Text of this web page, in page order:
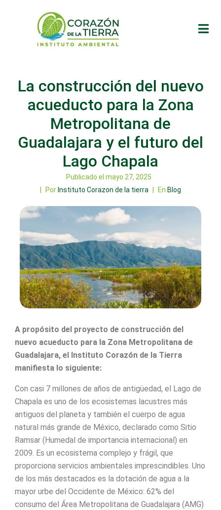
La construcción del nuevo
acueducto para la Zona
Metropolitana de
Guadalajara y el futuro del
Lago Chapala
Publicado el mayo 27, 2025
Por Instituto Corazon de la tierra En Blog
A propósito del proyecto de construcción del
nuevo acueducto para la Zona Metropolitana de
Guadalajara, el Instituto Corazón de la Tierra
manifiesta lo siguiente:
Con casi 7 millones de años de antigüedad, el Lago de
Chapala es uno de los ecosistemas lacustres más
antiguos del planeta y también el cuerpo de agua
natural más grande de México, declarado como Sitio
Ramsar (Humedal de importancia internacional) en
2009. Es un ecosistema complejo y frágil, que
proporciona servicios ambientales imprescindibles. Uno
de los más destacados es la dotación de agua a la
mayor urbe del Occidente de México: 62% del
consumo del Área Metropolitana de Guadalajara (AMG)